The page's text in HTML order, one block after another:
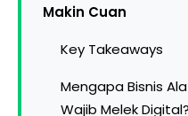
Makin Cuan
Key Takeaways
Mengapa Bisnis
Wajib Melek Digital?